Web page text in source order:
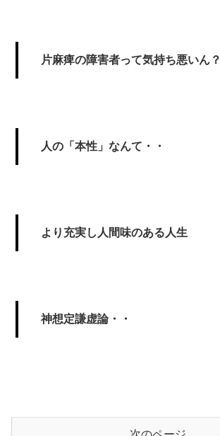
片麻痺の障害者って気持ち悪いん？
人の「本性」なんて・・
より充実し人間味のある人生
神想定謙虚論・・